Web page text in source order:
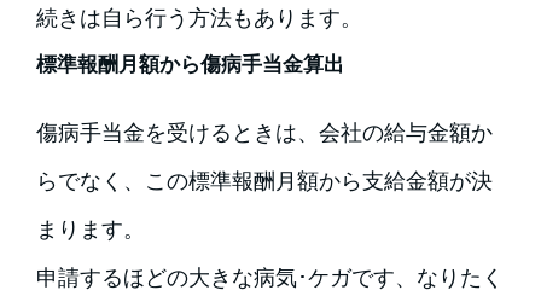
続きは自ら行う方法もあります。
標準報酬月額から傷病手当金算出
傷病手当金を受けるときは、会社の給与金額か
らでなく、この標準報酬月額から支給金額が決
まります。
申請するほどの大きな病気･ケガです、なりたく